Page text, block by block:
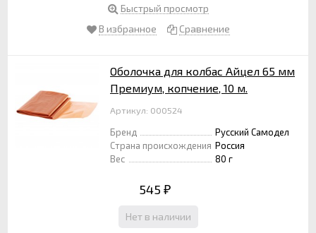
Быстрый просмотр
В избранное
Сравнение
Оболочка для колбас Айцел 65 мм
Премиум, копчение, 10 м.
Артикул: 000524
Бренд
Русский Самодел
Страна происхождения Россия
Вес
80 г
545 ₽
Нет в наличии